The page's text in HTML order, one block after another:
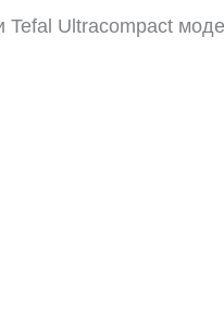
Tefal Ultracompact